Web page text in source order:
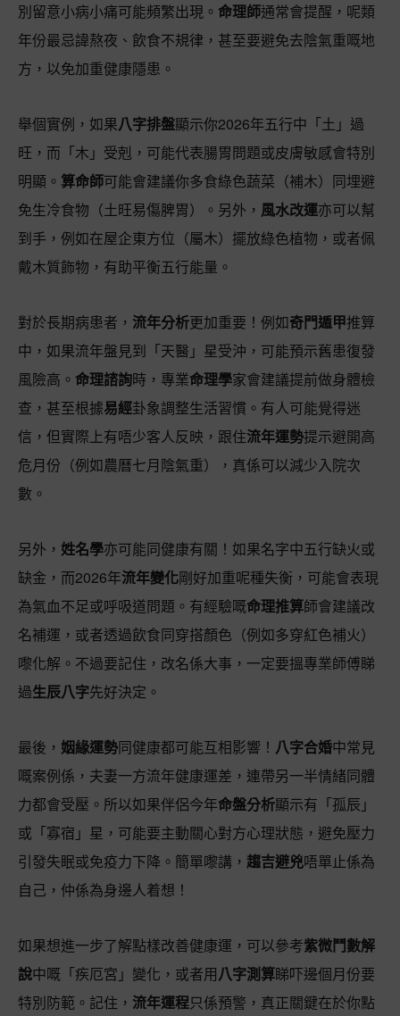
別留意小病小痛可能頻繁出現。 命理師通常會提醒，呢類
年份最忌諱熬夜、飲食不規律，甚至要避免去陰氣重嘅地
方，以免加重健康隱患。
舉個實例，如果八字排盤顯示你2026年五行中「土」過
旺，而「木」受剋，可能代表腸胃問題或皮膚敏感會特別
明顯。 算命師可能會建議你多食綠色蔬菜（補木）同埋避
免生冷食物（土旺易傷脾胃）。另外， 風水改運亦可以幫
到手，例如在屋企東方位（屬木）擺放綠色植物，或者佩
戴木質飾物，有助平衡五行能量。
對於長期病患者， 流年分析更加重要！例如奇門遁甲推算
中，如果流年盤見到「天醫」星受沖，可能預示舊患復發
風險高。 命理諮詢時，專業命理學家會建議提前做身體檢
查，甚至根據易經卦象調整生活習慣。有人可能覺得迷
信，但實際上有唔少客人反映，跟住流年運勢提示避開高
危月份（例如農曆七月陰氣重），真係可以減少入院次
數。
另外， 姓名學亦可能同健康有關！如果名字中五行缺火或
缺金，而2026年流年變化剛好加重呢種失衡，可能會表現
為氣血不足或呼吸道問題。有經驗嘅命理推算師會建議改
名補運，或者透過飲食同穿搭顏色（例如多穿紅色補火）
嚟化解。不過要記住，改名係大事，一定要搵專業師傅睇
過生辰八字先好決定。
最後， 姻緣運勢同健康都可能互相影響！ 八字合婚中常見
嘅案例係，夫妻一方流年健康運差，連帶另一半情緒同體
力都會受壓。所以如果伴侶今年命盤分析顯示有「孤辰」
或「寡宿」星，可能要主動關心對方心理狀態，避免壓力
引發失眠或免疫力下降。簡單嚟講， 趨吉避兇唔單止係為
自己，仲係為身邊人着想！
如果想進一步了解點樣改善健康運，可以參考紫微鬥數解
說中嘅「疾厄宮」變化，或者用八字測算睇吓邊個月份要
特別防範。記住， 流年運程只係預警，真正關鍵在於你點